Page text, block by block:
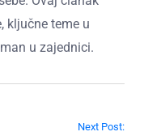
ključne teme u
u zajednici.
Next Post: